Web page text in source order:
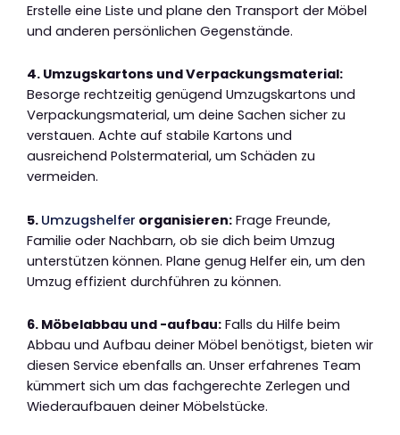
Erstelle eine Liste und plane den Transport der Möbel
und anderen persönlichen Gegenstände.
4. Umzugskartons und Verpackungsmaterial:
Besorge rechtzeitig genügend Umzugskartons und
Verpackungsmaterial, um deine Sachen sicher zu
verstauen. Achte auf stabile Kartons und
ausreichend Polstermaterial, um Schäden zu
vermeiden.
5. Umzugshelfer organisieren: Frage Freunde,
Familie oder Nachbarn, ob sie dich beim Umzug
unterstützen können. Plane genug Helfer ein, um den
Umzug effizient durchführen zu können.
6. Möbelabbau und -aufbau: Falls du Hilfe beim
Abbau und Aufbau deiner Möbel benötigst, bieten wir
diesen Service ebenfalls an. Unser erfahrenes Team
kümmert sich um das fachgerechte Zerlegen und
Wiederaufbauen deiner Möbelstücke.